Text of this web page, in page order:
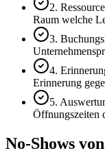
2.
Raum welche
3.
4.
Erinnerung
5.
Öffnungszeiten
No-Shows